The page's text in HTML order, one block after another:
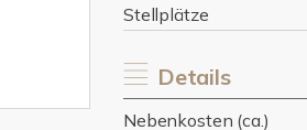
Stellplätze
Details
Nebenkosten (ca.)